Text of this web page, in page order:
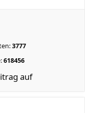
3777
618456
auf